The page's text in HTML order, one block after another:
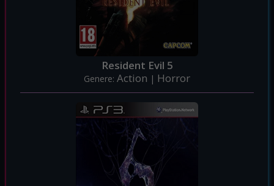
Resident Evil 5
Genere: Action | Horror